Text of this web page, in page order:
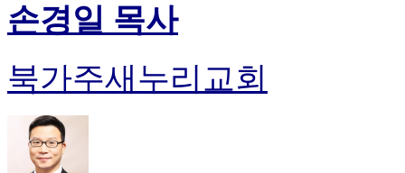
손경일 목사
북가주새누리교회